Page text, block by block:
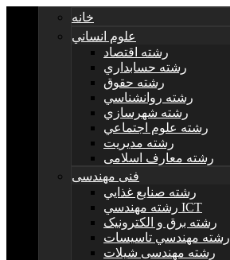
خانه
علوم انساني
رشته اقتصاد
رشته حسابداري
رشته حقوق
رشته روانشناسي
رشته شهرسازي
رشته علوم اجتماعي
رشته مديريت
رشته معارف اسلامی
فنی مهندسی
رشته صنايع غذايي
رشته مهندسي ICT
رشته برق و الکترونيک
رشته مهندسي تاسيسات
رشته مهندسی شیلات